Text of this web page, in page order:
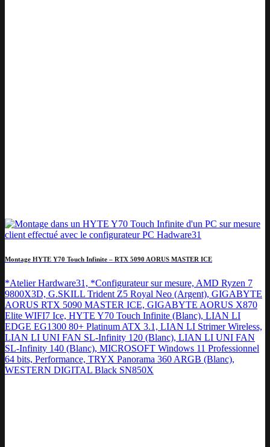
Montage HYTE Y70 Touch Infinite – RTX 5090 AORUS MASTER ICE
*Atelier Hardware31, *Configurateur sur mesure, AMD Ryzen 7
9800X3D, G.SKILL Trident Z5 Royal Neo (Argent), GIGABYTE
AORUS RTX 5090 MASTER ICE, GIGABYTE AORUS X870
Elite WIFI7 Ice, HYTE Y70 Touch Infinite (Blanc), LIAN LI
EDGE EG1300 80+ Platinum ATX 3.1, LIAN LI Strimer Wireless,
LIAN LI UNI FAN SL-Infinity 120 (Blanc), LIAN LI UNI FAN
SL-Infinity 140 (Blanc), MICROSOFT Windows 11 Professionnel
64 bits, Performance, TRYX Panorama 360 ARGB (Blanc),
WESTERN DIGITAL Black SN850X